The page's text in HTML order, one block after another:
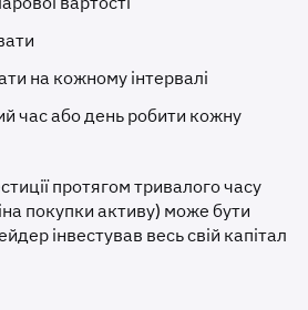
на кожному інтервалі
час або день робити кожну
протягом тривалого часу
покупки активу) може бути
інвестував весь свій капітал